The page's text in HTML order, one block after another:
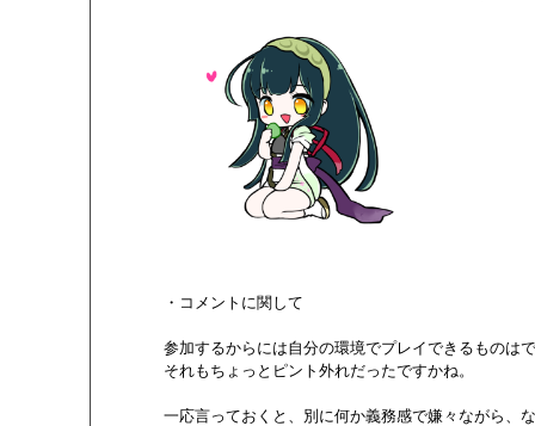
       ・コメントに関して
参加するからには自分の環境でプレイできるものは
       それもちょっとピント外れだったですかね。
一応言っておくと、別に何か義務感で嫌々ながら、